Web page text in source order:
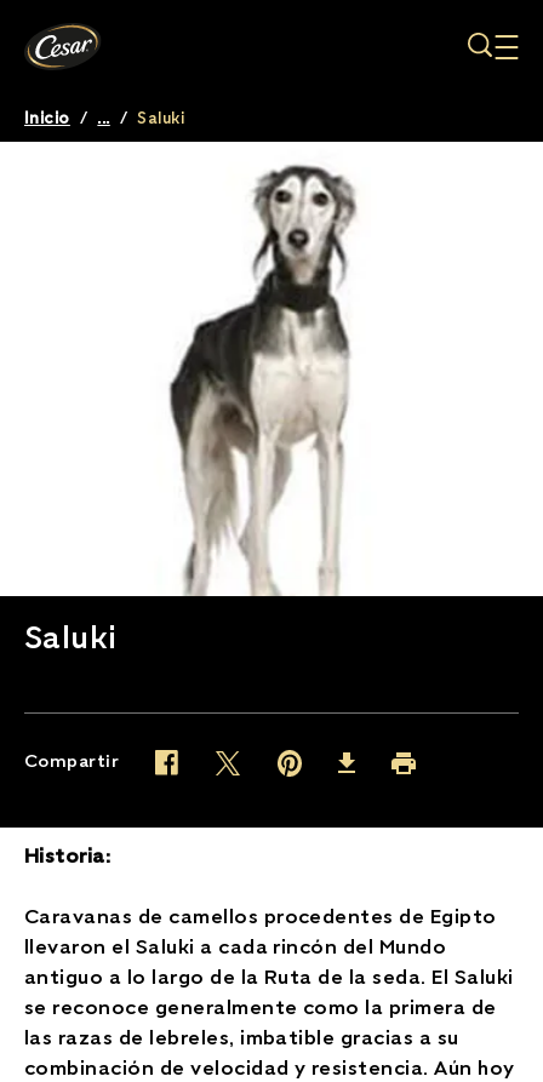
Breadcrumb
Inicio / ... / Saluki
Saluki
Compartir Facebook (opens in new window)
Twitter (opens in new window)
Pinterest (opens in new window)
Download (opens in new
Imprimir (opens in
Historia:
Caravanas de camellos procedentes de Egipto
llevaron el Saluki a cada rincón del Mundo
antiguo a lo largo de la Ruta de la seda. El Saluki
se reconoce generalmente como la primera de
las razas de lebreles, imbatible gracias a su
combinación de velocidad y resistencia. Aún hoy